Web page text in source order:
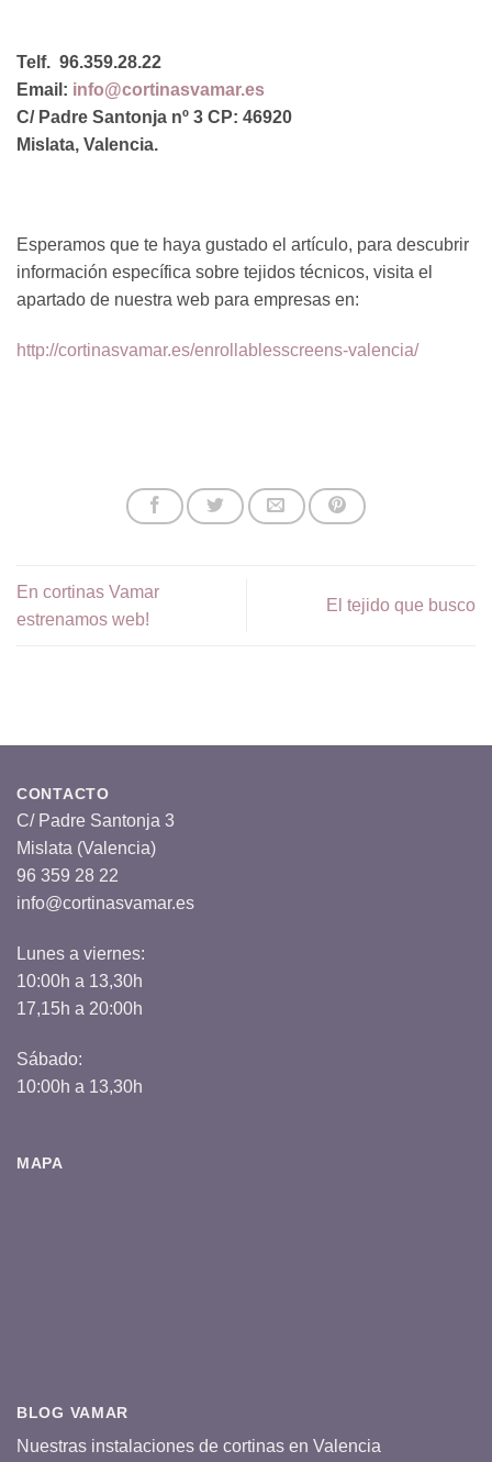
Telf. 96.359.28.22
Email: info@cortinasvamar.es
C/ Padre Santonja nº 3 CP: 46920
Mislata, Valencia.
Esperamos que te haya gustado el artículo, para descubrir
información específica sobre tejidos técnicos, visita el
apartado de nuestra web para empresas en:
http://cortinasvamar.es/enrollablesscreens-valencia/
En cortinas Vamar
estrenamos web!
El tejido que busco
CONTACTO
C/ Padre Santonja 3
Mislata (Valencia)
96 359 28 22
info@cortinasvamar.es
Lunes a viernes:
10:00h a 13,30h
17,15h a 20:00h
Sábado:
10:00h a 13,30h
MAPA
BLOG VAMAR
Nuestras instalaciones de cortinas en Valencia